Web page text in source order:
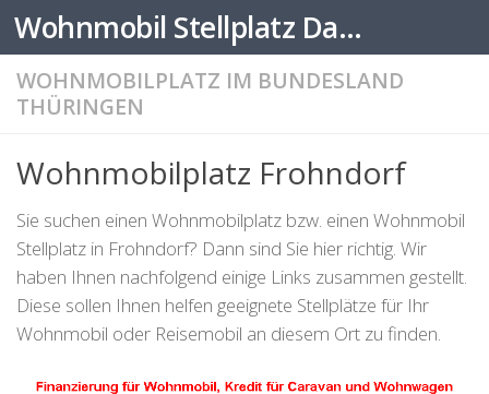
Zum Inhalt springen Wohnmobil Stellplatz Datenbank
WOHNMOBILPLATZ IM BUNDESLAND
THÜRINGEN
Wohnmobilplatz Frohndorf
Sie suchen einen Wohnmobilplatz bzw. einen Wohnmobil
Stellplatz in Frohndorf? Dann sind Sie hier richtig. Wir
haben Ihnen nachfolgend einige Links zusammen gestellt.
Diese sollen Ihnen helfen geeignete Stellplätze für Ihr
Wohnmobil oder Reisemobil an diesem Ort zu finden.